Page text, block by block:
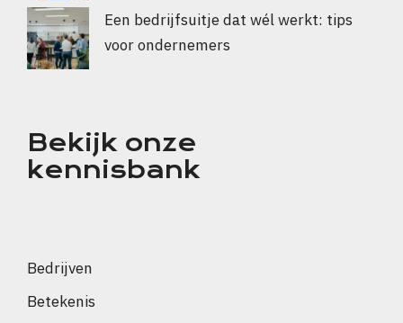
Een bedrijfsuitje dat wél werkt: tips
voor ondernemers
Bekijk onze
kennisbank
Bedrijven
Betekenis